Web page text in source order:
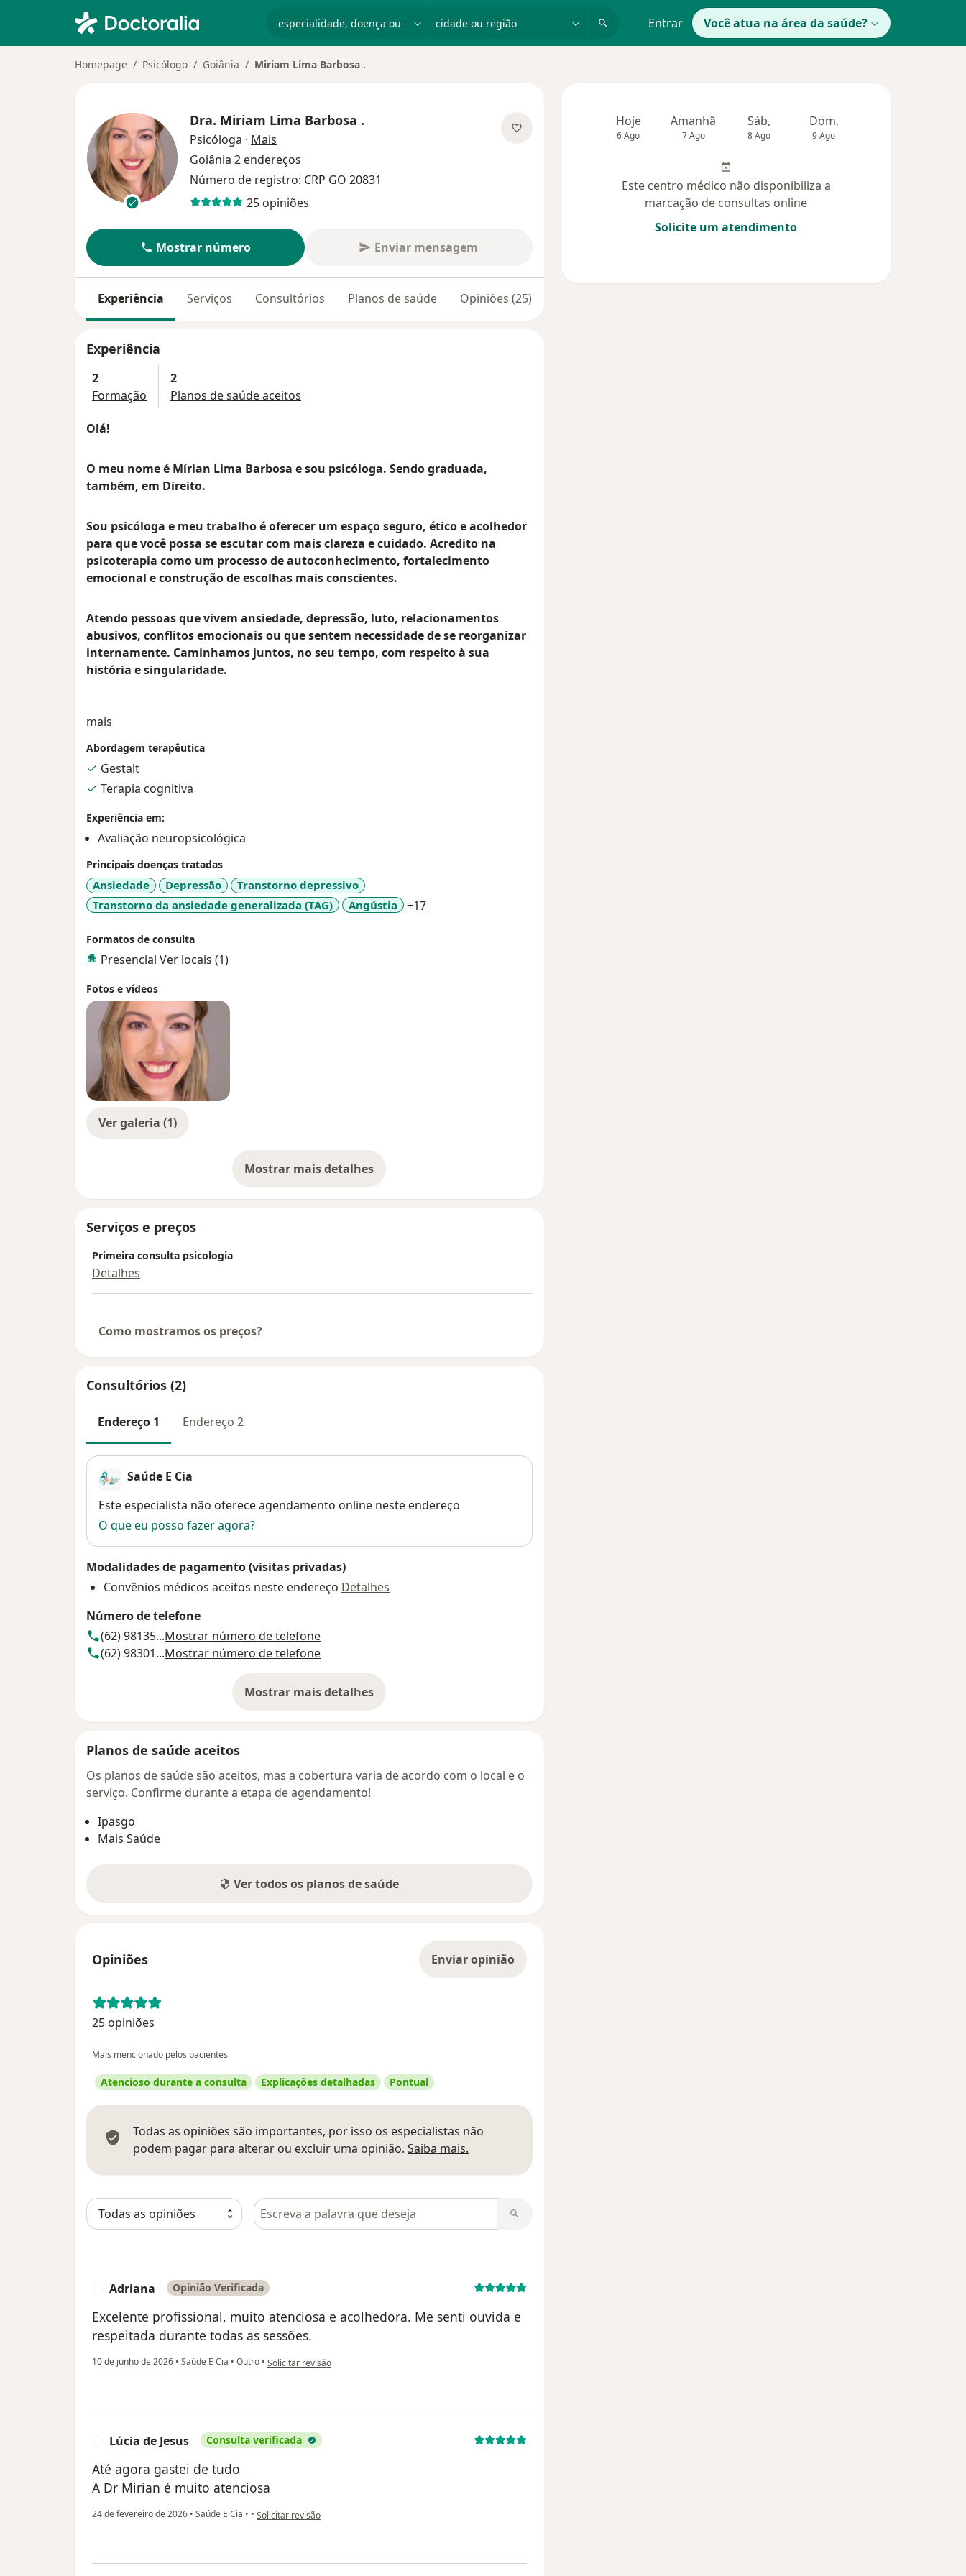
Entrar Você atua na área da saúde?
Homepage Psicólogo Goiânia Miriam Lima Barbosa .
Dra. Miriam Lima Barbosa .
Psicóloga · Mais
Goiânia 2 endereços
Número de registro: CRP GO 20831
25 opiniões
Mostrar número Enviar mensagem
Experiência Serviços Consultórios Planos de saúde Opiniões (25)
Experiência
2
Formação
2
Planos de saúde aceitos
Olá!
O meu nome é Mírian Lima Barbosa e sou psicóloga. Sendo graduada,
também, em Direito.
Sou psicóloga e meu trabalho é oferecer um espaço seguro, ético e acolhedor
para que você possa se escutar com mais clareza e cuidado. Acredito na
psicoterapia como um processo de autoconhecimento, fortalecimento
emocional e construção de escolhas mais conscientes.
Atendo pessoas que vivem ansiedade, depressão, luto, relacionamentos
abusivos, conflitos emocionais ou que sentem necessidade de se reorganizar
internamente. Caminhamos juntos, no seu tempo, com respeito à sua
história e singularidade.
mais
Abordagem terapêutica
Gestalt
Terapia cognitiva
Experiência em:
Avaliação neuropsicológica
Principais doenças tratadas
Ansiedade Depressão
Transtorno depressivo
Transtorno da ansiedade generalizada (TAG)
Angústia +17a11y_sr_more_diseases
Formatos de consulta
Presencial Ver locais (1)
Fotos e vídeos
Ver galeria (1)
Mostrar mais detalhes
sobre a experiência
Serviços e preços
Primeira consulta psicologia
Detalhes
Como mostramos os preços?
Consultórios (2)
Endereço 1 Endereço 2
Saúde E Cia
Disponibilidade
Este especialista não oferece agendamento online neste endereço
O que eu posso fazer agora?
Modalidades de pagamento (visitas privadas)
Convênios médicos aceitos neste endereço Detalhes
Número de telefone
(62) 98135...Mostrar número de telefone
(62) 98301...Mostrar número de telefone
Mostrar mais detalhes
sobre o endereço
Planos de saúde aceitos
Os planos de saúde são aceitos, mas a cobertura varia de acordo com o local e o
serviço. Confirme durante a etapa de agendamento!
Ipasgo
Mais Saúde
Ver todos os planos de saúde
Opiniões Enviar opinião
25 opiniões
Mais mencionado pelos pacientes
Atencioso durante a consulta Explicações detalhadas Pontual
Todas as opiniões são importantes, por isso os especialistas não
podem pagar para alterar ou excluir uma opinião. Saiba mais.
Pesquisar em opiniões
Adriana Opinião Verificada
Excelente profissional, muito atenciosa e acolhedora. Me senti ouvida e
respeitada durante todas as sessões.
10 de junho de 2026 • Saúde E Cia • Outro • na opinião do utilizador Adriana
Solicitar revisão
Lúcia de Jesus Consulta verificada
Até agora gastei de tudo
A Dr Mirian é muito atenciosa
24 de fevereiro de 2026 • Saúde E Cia • • na opinião do utilizador Lúcia de Jesus
Solicitar revisão
Hoje
6 Ago
Amanhã
7 Ago
Sáb,
8 Ago
Dom,
9 Ago
Este centro médico não disponibiliza a
marcação de consultas online
Solicite um atendimento